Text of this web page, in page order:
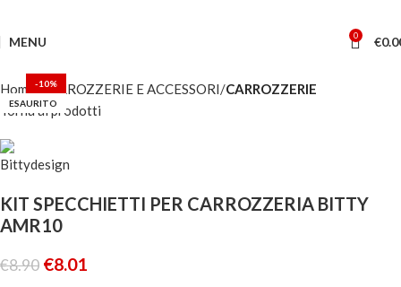
MENU 0 €
-10%
ESAURITO
Home CARROZZERIE E ACCESSORI CARROZZERIE
Torna ai prodotti
KIT SPECCHIETTI PER CARROZZERIA BITTY
AMR10
€8.90 €8.01